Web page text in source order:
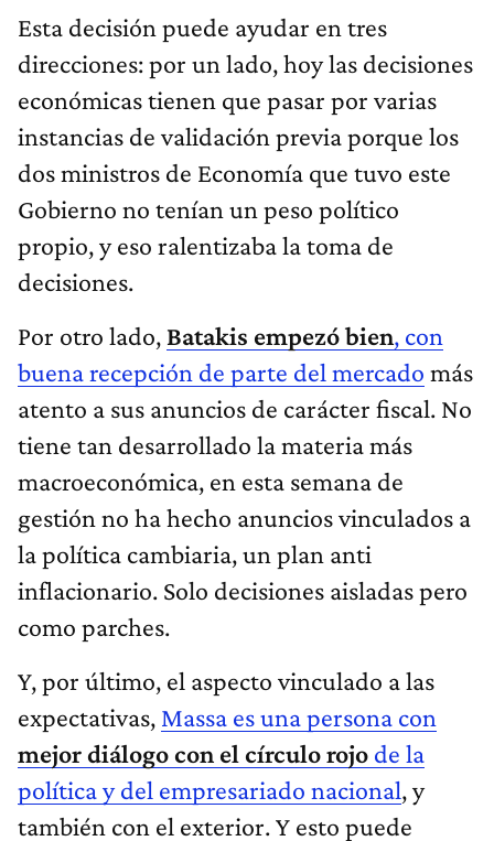
Esta decisión puede ayudar en tres
direcciones: por un lado, hoy las decisiones
económicas tienen que pasar por varias
instancias de validación previa porque los
dos ministros de Economía que tuvo este
Gobierno no tenían un peso político
propio, y eso ralentizaba la toma de
decisiones.
Por otro lado, Batakis empezó bien, con
buena recepción de parte del mercado más
atento a sus anuncios de carácter fiscal. No
tiene tan desarrollado la materia más
macroeconómica, en esta semana de
gestión no ha hecho anuncios vinculados a
la política cambiaria, un plan anti
inflacionario. Solo decisiones aisladas pero
como parches.
Y, por último, el aspecto vinculado a las
expectativas, Massa es una persona con
mejor diálogo con el círculo rojo de la
política y del empresariado nacional, y
también con el exterior. Y esto puede